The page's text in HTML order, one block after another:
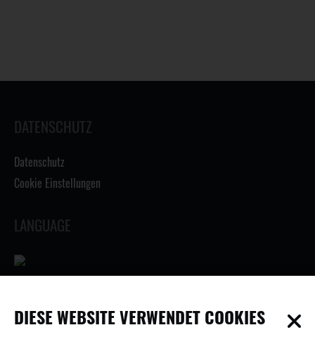
DATENSCHUTZ
Datenschutz
Cookie Einstellungen
LANGUAGE
INFORMATIONEN
DIESE WEBSITE VERWENDET COOKIES